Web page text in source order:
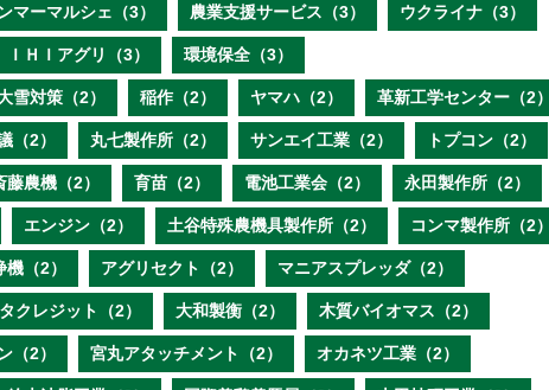
マーマルシェ（3） 農業支援サービス（3） ウクライナ（3）
ＩＨＩアグリ（3） 環境保全（3）
雪対策（2） 稲作（2） ヤマハ（2） 革新工学センター（2）
（2） 丸七製作所（2） サンエイ工業（2） トプコン（2）
藤農機（2） 育苗（2） 電池工業会（2） 永田製作所（2）
エンジン（2） 土谷特殊農機具製作所（2） コンマ製作所（2）
機（2） アグリセクト（2） マニアスプレッダ（2）
クレジット（2） 大和製衡（2） 木質バイオマス（2）
（2） 宮丸アタッチメント（2） オカネツ工業（2）